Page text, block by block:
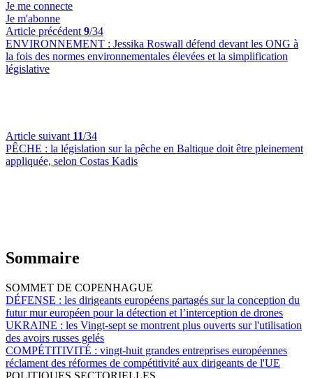
Je me connecte
Je m'abonne
Article précédent 9/34
ENVIRONNEMENT : Jessika Roswall défend devant les ONG à
la fois des normes environnementales élevées et la simplification
législative
Article suivant 11/34
PÊCHE : la législation sur la pêche en Baltique doit être pleinement
appliquée, selon Costas Kadis
Sommaire
SOMMET DE COPENHAGUE
DÉFENSE : les dirigeants européens partagés sur la conception du
futur mur européen pour la détection et l’interception de drones
UKRAINE : les Vingt-sept se montrent plus ouverts sur l'utilisation
des avoirs russes gelés
COMPÉTITIVITÉ : vingt-huit grandes entreprises européennes
réclament des réformes de compétitivité aux dirigeants de l'UE
POLITIQUES SECTORIELLES